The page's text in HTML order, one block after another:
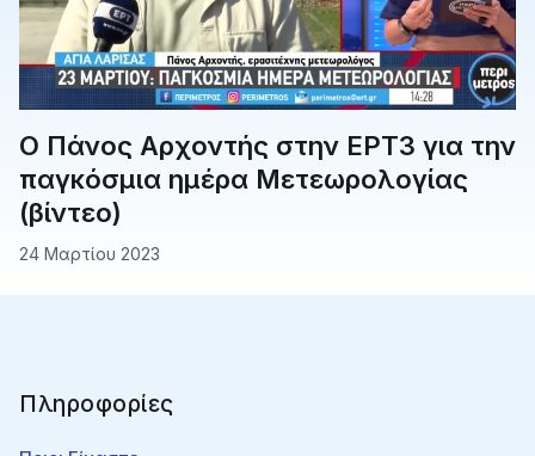
Ο Πάνος Αρχοντής στην ΕΡΤ3 για την
παγκόσμια ημέρα Μετεωρολογίας
(βίντεο)
24 Μαρτίου 2023
Πληροφορίες